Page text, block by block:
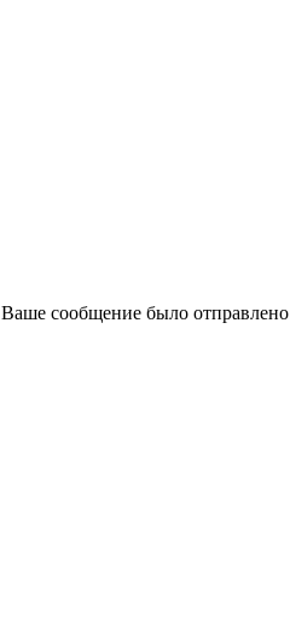
Ваше сообщение было отправлено